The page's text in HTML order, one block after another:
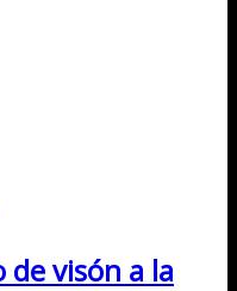
visón a la